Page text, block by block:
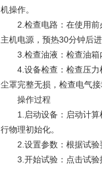
机操作。
2.检查电路：在使用前
主机电源，预热30分钟后进
3.检查油液：检查油箱内
4.设备检查：检查压力机
尘罩完整无损，检查电气
操作过程
1.启动设备：启动计算机
行物理初始化。
2.设置参数：根据试验要
3.开始试验：点击试验操